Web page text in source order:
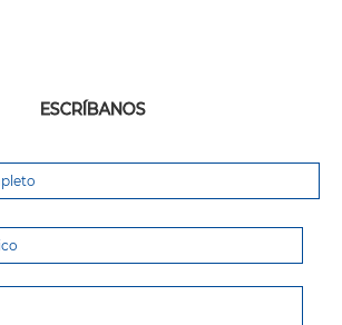
ESCRÍBANOS